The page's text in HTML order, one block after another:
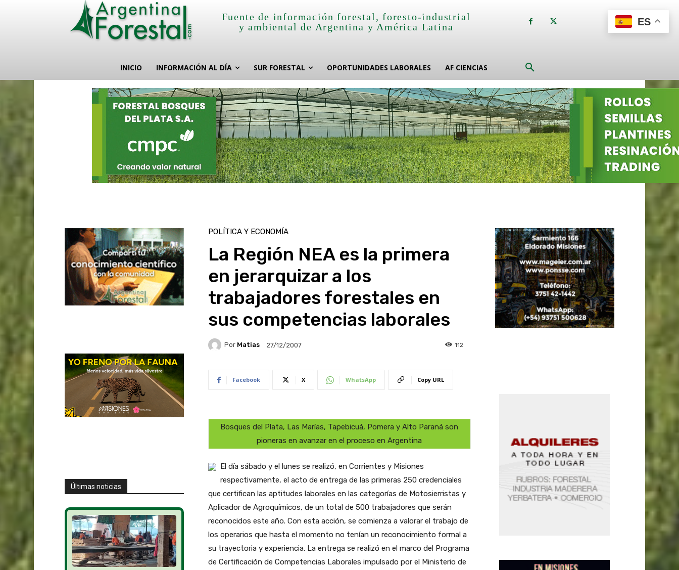
Fuente de información forestal, foresto-industrial
y ambiental de Argentina y América Latina
INICIO INFORMACIÓN AL DÍA SUR FORESTAL OPORTUNIDADES LABORALES AF CIENCIAS
Últimas noticias
POLÍTICA Y ECONOMÍA
La Región NEA es la primera
en jerarquizar a los
trabajadores forestales en
sus competencias laborales
Por Matias 27/12/2007 112
Facebook X WhatsApp Copy URL
Bosques del Plata, Las Marías, Tapebicuá, Pomera y Alto Paraná son
pioneras en avanzar en el proceso en Argentina
El día sábado y el lunes se realizó, en Corrientes y Misiones
respectivamente, el acto de entrega de las primeras 250 credenciales
que certifican las aptitudes laborales en las categorías de Motosierristas y
Aplicador de Agroquímicos, de un total de 500 trabajadores que serán
reconocidos este año. Con esta acción, se comienza a valorar el trabajo de
los operarios que hasta el momento no tenían un reconocimiento formal a
su trayectoria y experiencia. La entrega se realizó en el marco del Programa
de Certificación de Competencias Laborales impulsado por el Ministerio de
ES